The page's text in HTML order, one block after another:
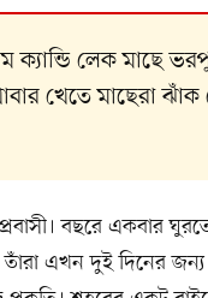
লেক মাছে
খেতে মাছেরা
বছরে একবার
এখন দুই দিনের জন্য